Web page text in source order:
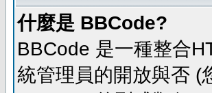
什麼是 BBCode?
BBCode 是一種整合
統管理員的開放與否 (